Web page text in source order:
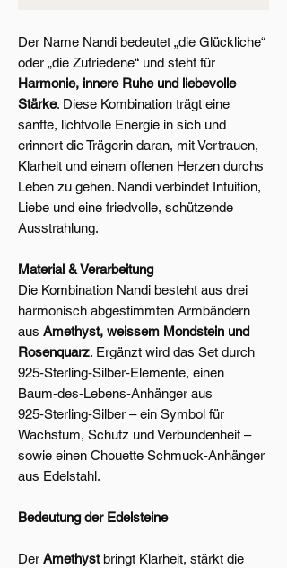
Der Name Nandi bedeutet „die Glückliche“
oder „die Zufriedene“ und steht für
Harmonie, innere Ruhe und liebevolle
Stärke. Diese Kombination trägt eine
sanfte, lichtvolle Energie in sich und
erinnert die Trägerin daran, mit Vertrauen,
Klarheit und einem offenen Herzen durchs
Leben zu gehen. Nandi verbindet Intuition,
Liebe und eine friedvolle, schützende
Ausstrahlung.
Material & Verarbeitung
Die Kombination Nandi besteht aus drei
harmonisch abgestimmten Armbändern
aus Amethyst, weissem Mondstein und
Rosenquarz. Ergänzt wird das Set durch
925‑Sterling‑Silber‑Elemente, einen
Baum‑des‑Lebens‑Anhänger aus
925‑Sterling‑Silber – ein Symbol für
Wachstum, Schutz und Verbundenheit –
sowie einen Chouette Schmuck‑Anhänger
aus Edelstahl.
Bedeutung der Edelsteine
Der Amethystbringt Klarheit, stärkt die